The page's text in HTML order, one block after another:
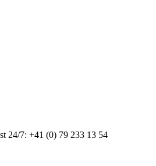
24/7: +41 (0) 79 233 13 54